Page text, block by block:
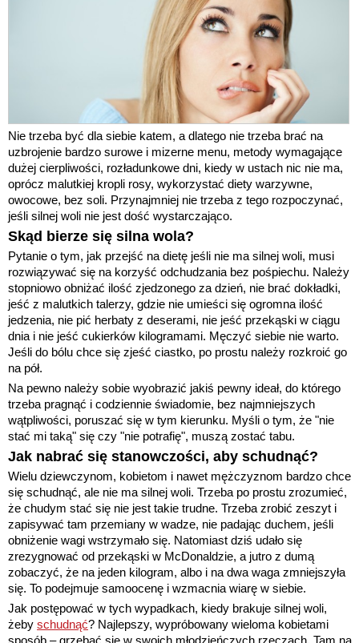
Nie trzeba być dla siebie katem, a dlatego nie trzeba brać na
uzbrojenie bardzo surowe i mizerne menu, metody wymagające
dużej cierpliwości, rozładunkowe dni, kiedy w ustach nic nie ma,
oprócz malutkiej kropli rosy, wykorzystać diety warzywne,
owocowe, bez soli. Przynajmniej nie trzeba z tego rozpoczynać,
jeśli silnej woli nie jest dość wystarczająco.
Skąd bierze się silna wola?
Pytanie o tym, jak przejść na dietę jeśli nie ma silnej woli, musi
rozwiązywać się na korzyść odchudzania bez pośpiechu. Należy
stopniowo obniżać ilość zjedzonego za dzień, nie brać dokładki,
jeść z malutkich talerzy, gdzie nie umieści się ogromna ilość
jedzenia, nie pić herbaty z deserami, nie jeść przekąski w ciągu
dnia i nie jeść cukierków kilogramami. Męczyć siebie nie warto.
Jeśli do bólu chce się zjeść ciastko, po prostu należy rozkroić go
na pół.
Na pewno należy sobie wyobrazić jakiś pewny ideał, do którego
trzeba pragnąć i codziennie świadomie, bez najmniejszych
wątpliwości, poruszać się w tym kierunku. Myśli o tym, że "nie
stać mi taką" się czy "nie potrafię", muszą zostać tabu.
Jak nabrać się stanowczości, aby schudnąć?
Wielu dziewczynom, kobietom i nawet mężczyznom bardzo chce
się schudnąć, ale nie ma silnej woli. Trzeba po prostu zrozumieć,
że chudym stać się nie jest takie trudne. Trzeba zrobić zeszyt i
zapisywać tam przemiany w wadze, nie padając duchem, jeśli
obniżenie wagi wstrzymało się. Natomiast dziś udało się
zrezygnować od przekąski w McDonaldzie, a jutro z dumą
zobaczyć, że na jeden kilogram, albo i na dwa waga zmniejszyła
się. To podejmuje samoocenę i wzmacnia wiarę w siebie.
Jak postępować w tych wypadkach, kiedy brakuje silnej woli,
żeby schudnąć? Najlepszy, wypróbowany wieloma kobietami
sposób – grzebać się w swoich młodzieńczych rzeczach. Tam na